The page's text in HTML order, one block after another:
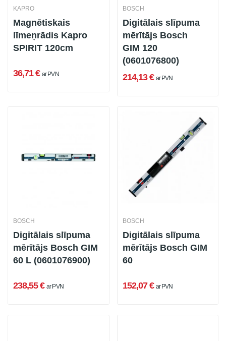
KAPRO
Magnētiskais
līmeņrādis Kapro
SPIRIT 120cm
36,71 € ar PVN
BOSCH
Digitālais slīpuma
mērītājs Bosch
GIM 120
(0601076800)
214,13 € ar PVN
BOSCH
Digitālais slīpuma
mērītājs Bosch GIM
60 L (0601076900)
238,55 € ar PVN
BOSCH
Digitālais slīpuma
mērītājs Bosch GIM
60
152,07 € ar PVN